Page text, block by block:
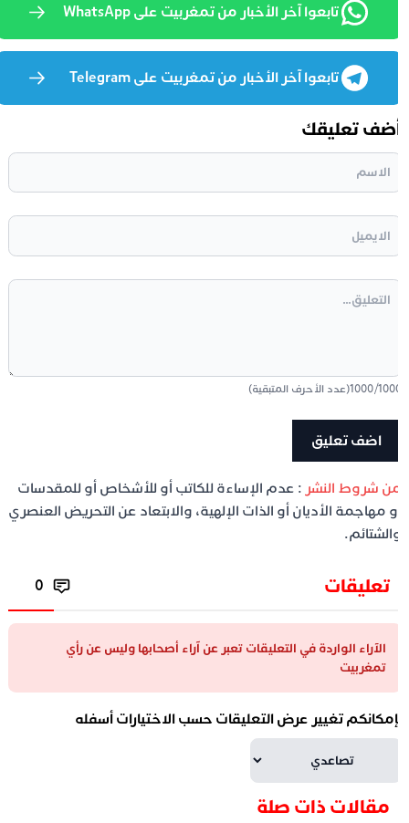
تابعوا آخر الأخبار من تمغربيت على WhatsApp
تابعوا آخر الأخبار من تمغربيت على Telegram
تعليقك
/
1000(عدد الأحرف المتبقية)
شروط النشر: عدم الإساءة للكاتب أو للأشخاص أو للمقدسات
مهاجمة الأديان أو الذات الإلهية، والابتعاد عن التحريض العنصري
تعليقات 0
الآراء الواردة في التعليقات تعبر عن آراء أصحابها وليس عن رأي
تمغربيت
تغيير عرض التعليقات حسب الاختيارات أسفله
مقالات ذات صلة